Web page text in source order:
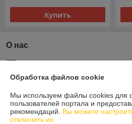
Купить
О нас
Работает с 17.12.2014
Обработка файлов cookie
Мы используем файлы cookies для
пользователей портала и
рекомендаций. Вы можете
отключить их.